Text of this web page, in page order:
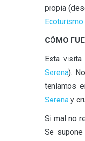
propia
Ecoturismo
CÓMO
Esta visita
Serena).
teníamos
Serena y
Si mal no
Se